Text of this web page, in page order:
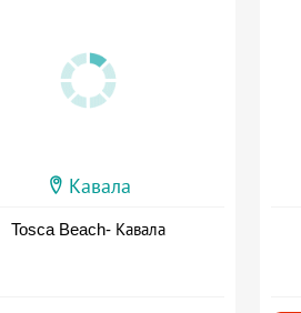
Кавала
Tosca Beach- Кавала